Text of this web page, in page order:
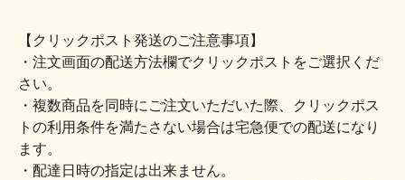
【クリックポスト発送のご注意事項】
・注文画面の配送方法欄でクリックポストをご選択くだ
さい。
・複数商品を同時にご注文いただいた際、クリックポス
トの利用条件を満たさない場合は宅急便での配送になり
ます。
・配達日時の指定は出来ません。